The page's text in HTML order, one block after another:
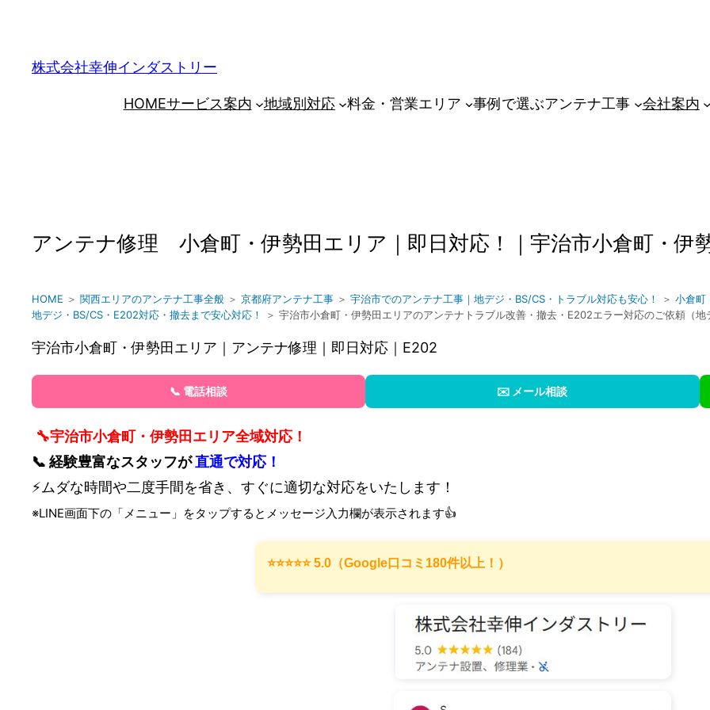
株式会社幸伸インダストリー
HOMEサービス案内 地域別対応 料金・営業エリア 事例で選ぶアンテナ工事 会社案内
アンテナ修理 小倉町・伊勢田エリア｜即日対応！｜宇治市小倉町・伊
HOME ＞ 関西エリアのアンテナ工事全般 ＞ 京都府アンテナ工事 ＞ 宇治市でのアンテナ工事｜地デジ・BS/CS・トラブル対応も安心！ ＞ 小倉町
地デジ・BS/CS・E202対応・撤去まで安心対応！
＞ 宇治市小倉町・伊勢田エリアのアンテナトラブル改善・撤去・E202エラー対応のご依頼（地
宇治市小倉町・伊勢田エリア｜アンテナ修理｜即日対応｜E202
📞 電話相談 ✉️ メール相談
🔧宇治市小倉町・伊勢田エリア全域対応！
📞 経験豊富なスタッフが直通で対応！
⚡ムダな時間や二度手間を省き、すぐに適切な対応をいたします！
※LINE画面下の「メニュー」をタップするとメッセージ入力欄が表示されます👍
⭐️⭐️⭐️⭐️⭐️ 5.0（Google口コミ180件以上！）